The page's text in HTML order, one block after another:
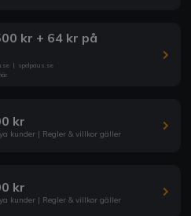
kr + 64 kr på
| spelpaus.se
kr
kunder | Regler & villkor gäller
kr
kunder | Regler & villkor gäller